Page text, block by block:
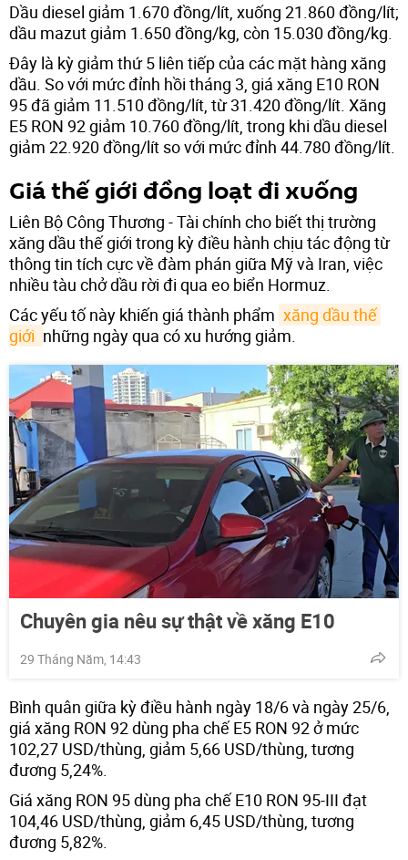
Dầu diesel giảm 1.670 đồng/lít, xuống 21.860 đồng/lít;
dầu mazut giảm 1.650 đồng/kg, còn 15.030 đồng/kg.
Đây là kỳ giảm thứ 5 liên tiếp của các mặt hàng xăng
dầu. So với mức đỉnh hồi tháng 3, giá xăng E10 RON
95 đã giảm 11.510 đồng/lít, từ 31.420 đồng/lít. Xăng
E5 RON 92 giảm 10.760 đồng/lít, trong khi dầu diesel
giảm 22.920 đồng/lít so với mức đỉnh 44.780 đồng/lít.
Giá thế giới đồng loạt đi xuống
Liên Bộ Công Thương - Tài chính cho biết thị trường
xăng dầu thế giới trong kỳ điều hành chịu tác động từ
thông tin tích cực về đàm phán giữa Mỹ và Iran, việc
nhiều tàu chở dầu rời đi qua eo biển Hormuz.
Các yếu tố này khiến giá thành phẩm xăng dầu thế
giới những ngày qua có xu hướng giảm.
Chuyên gia nêu sự thật về xăng E10
29 Tháng Năm, 14:43
Bình quân giữa kỳ điều hành ngày 18/6 và ngày 25/6,
giá xăng RON 92 dùng pha chế E5 RON 92 ở mức
102,27 USD/thùng, giảm 5,66 USD/thùng, tương
đương 5,24%.
Giá xăng RON 95 dùng pha chế E10 RON 95-III đạt
104,46 USD/thùng, giảm 6,45 USD/thùng, tương
đương 5,82%.